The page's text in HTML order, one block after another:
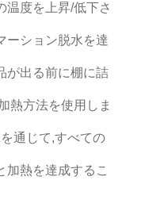
温度を上昇/低下さ
ーション脱水を達
が出る前に棚に詰
熱方法を使用しま
通じて,すべての
加熱を達成するこ